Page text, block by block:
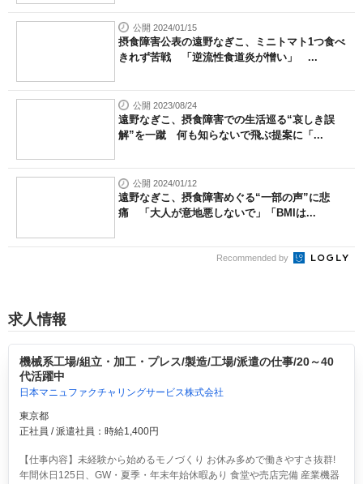
公開 2024/01/15
摂食障害公表の遠野なぎこ、ミニトマト1つ食べ
きれず苦戦 「逆流性食道炎が憎い」 ...
公開 2023/08/24
遠野なぎこ、摂食障害での生活巡る“哀しき誤
解”を一蹴 何も知らないで飛ぶ提案に「...
公開 2024/01/12
遠野なぎこ、摂食障害めぐる“一部の声”に悲
痛 「大人が意地悪しないで」「BMIは...
Recommended by
求人情報
機械系工場/組立・加工・プレス/製造/工場/派遣の仕事/20～40
代活躍中
日本マニュファクチャリングサービス株式会社
東京都
正社員 / 派遣社員：時給1,400円
【仕事内容】未経験から始めるモノづくり お休み多めで働きやすさ抜群!
年間休日125日、GW・夏季・年末年始休暇あり 食堂や売店完備 産業機器